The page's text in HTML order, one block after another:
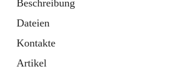
Beschreibung
Dateien
Kontakte
Artikel